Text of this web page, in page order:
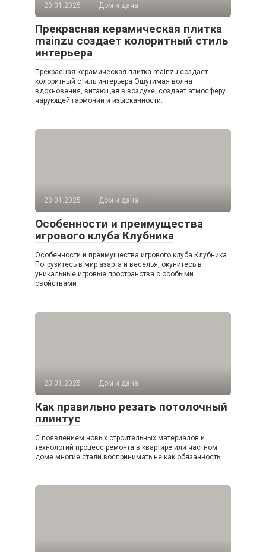
20.01.2025 Дом и дача
Прекрасная керамическая плитка
mainzu создает колоритный стиль
интерьера
Прекрасная керамическая плитка mainzu создает
колоритный стиль интерьера Ощутимая волна
вдохновения, витающая в воздухе, создает атмосферу
чарующей гармонии и изысканности.
20.01.2025 Дом и дача
Особенности и преимущества
игрового клуба Клубника
Особенности и преимущества игрового клуба Клубника
Погрузитесь в мир азарта и веселья, окунитесь в
уникальные игровые пространства с особыми
свойствами
20.01.2025 Дом и дача
Как правильно резать потолочный
плинтус
С появлением новых строительных материалов и
технологий процесс ремонта в квартире или частном
доме многие стали воспринимать не как обязанность,